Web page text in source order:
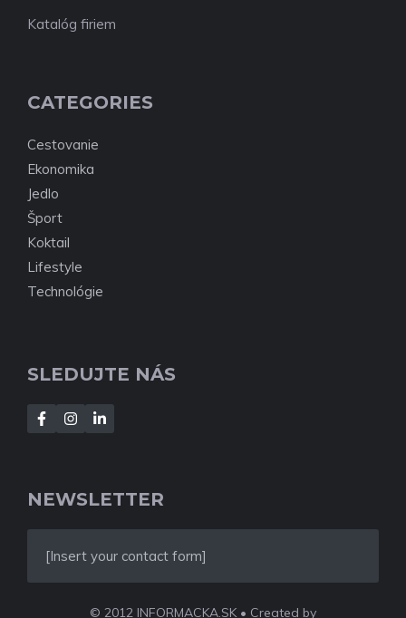
Katalóg firiem
CATEGORIES
Cestovanie
Ekonomika
Jedlo
Šport
Koktail
Lifestyle
Technológie
SLEDUJTE NÁS
NEWSLETTER
[Insert your contact form]
© 2012 INFORMACKA.SK • Created by